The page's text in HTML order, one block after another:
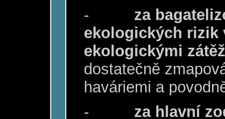
-
za
ekologických rizik
ekologickými
dostatečně
haváriemi a
-
za hlavní